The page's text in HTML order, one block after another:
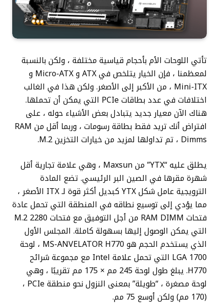
تأتي اللوحات الأم بأحجام قياسية مختلفة ، ولكن بالنسبة
لمعظمنا ، فإن الخيار يتلخص في ATX و Micro-ATX و
Mini-ITX ، من الأكبر إلى الأصغر. ولكن هذا في الغالب
اختلافات في عدد بطاقات PCIe التي يمكن أن تحملها.
هناك الآن معيار جديد يتبادل بعض الأشياء حوله ، على
افتراض أنك تريد فقط بطاقة رسومات ، وربما أقل من RAM
Dimms ، تم تداولها لمزيد من خيارات التخزين M.2.
يطلق عليه “YTX” من Maxsun ، وهي علامة تجارية أقل
شهرة مقرها في الصين البر الرئيسي. تضع المادة
الترويجية عامل شكل YTX كبديل أكثر قوة لـ ITX الأصغر ،
مما يؤدي إلى توسيع نطاقه في المنطقة التي تحمل عادة
فتحات RAM DIMM من أجل التوفيق مع فتحات M.2 2280
التي يمكن الوصول إليها بسهولة كاملة. المجلس الأول
الذي يستخدم الحجم هو MS-ANVELATOR H770 ، لوحة
LGA 1700 التي تحمل علامة Intel مع مجموعة شرائح
H770. يبلغ طول لوحة 245 مم × 175 مم تقريبًا ، وهي
لوحة مصغرة ، “طويلة” بمعنى النزول نحو منطقة PCIe ،
(170 مم) ولكن أوسع 75 مم.